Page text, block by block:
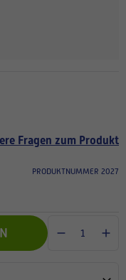
Fragen zum Produkt
PRODUKTNUMMER 2027